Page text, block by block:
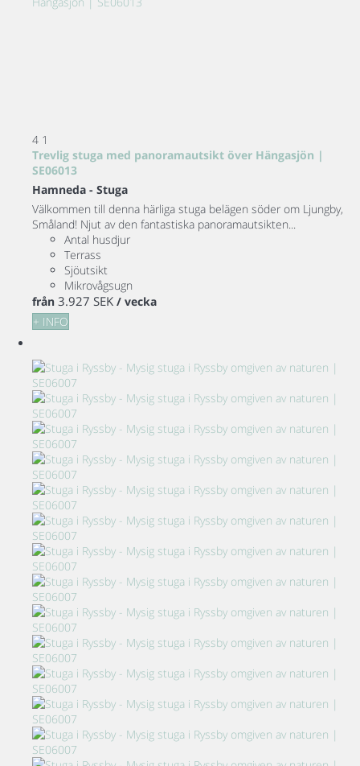
4 1
Trevlig stuga med panoramautsikt över Hängasjön |
SE06013
Hamneda - Stuga
Välkommen till denna härliga stuga belägen söder om Ljungby,
Småland! Njut av den fantastiska panoramautsikten...
Antal husdjur
Terrass
Sjöutsikt
Mikrovågsugn
från 3.927 SEK / vecka
+ INFO